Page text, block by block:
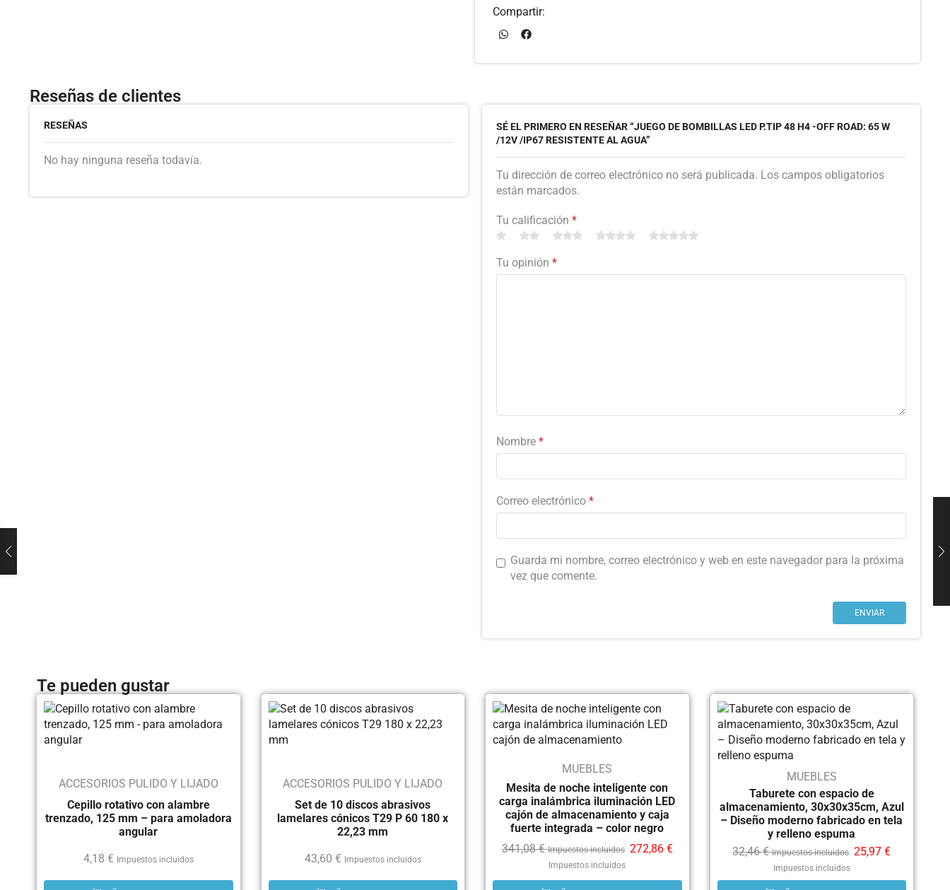
Compartir:
Reseñas de clientes
RESEÑAS
No hay ninguna reseña todavía.
SÉ EL PRIMERO EN RESEÑAR “JUEGO DE BOMBILLAS LED P.TIP 48 H4 -OFF ROAD: 65 W
/12V /IP67 RESISTENTE AL AGUA”
Tu dirección de correo electrónico no será publicada. Los campos obligatorios
están marcados.
Tu calificación *
Tu opinión *
Nombre *
Correo electrónico *
Guarda mi nombre, correo electrónico y web en este navegador para la próxima
vez que comente.
Te pueden gustar
ACCESORIOS PULIDO Y LIJADO
Cepillo rotativo con alambre
trenzado, 125 mm – para amoladora
angular
4,18 € Impuestos incluidos
ACCESORIOS PULIDO Y LIJADO
Set de 10 discos abrasivos
lamelares cónicos T29 P 60 180 x
22,23 mm
43,60 € Impuestos incluidos
MUEBLES
Mesita de noche inteligente con
carga inalámbrica iluminación LED
cajón de almacenamiento y caja
fuerte integrada – color negro
341,08€ Impuestos incluidos 272,86 €
Impuestos incluidos
MUEBLES
Taburete con espacio de
almacenamiento, 30x30x35cm, Azul
– Diseño moderno fabricado en tela
y relleno espuma
32,46€ Impuestos incluidos 25,97€
Impuestos incluidos